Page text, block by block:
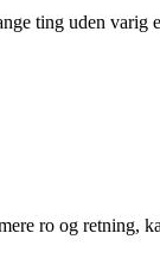
ting uden varig
ro og retning,